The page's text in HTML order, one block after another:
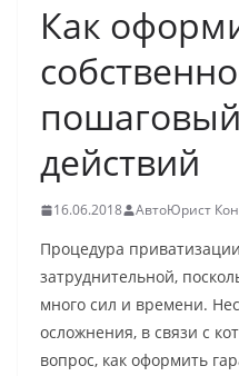
Как
действий
16.06.2018 АвтоЮрист
Процедура
затруднительной,
много сил и времени.
осложнения, в связи с
вопрос, как оформить